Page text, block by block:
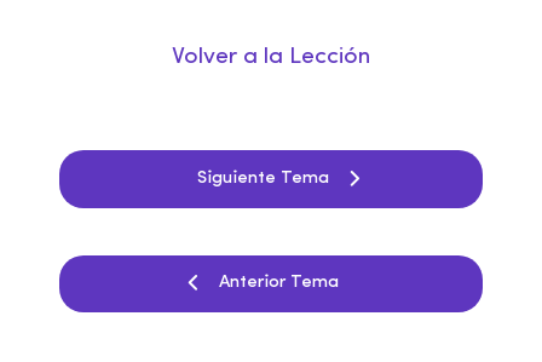
Anterior Tema
Volver a la Lección
Siguiente Tema